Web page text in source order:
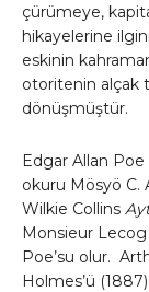
çürümeye,
hikayelerine
eskinin
otoritenin alçak
dönüşmüştür.
Edgar Allan Poe
okuru Mösyö C.
Wilkie Collins
Monsieur Lecog
Poe’su olur.
Holmes’ü